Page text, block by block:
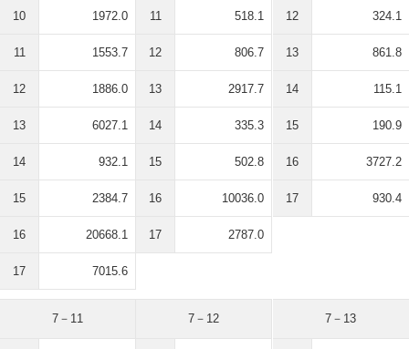
10 1972.0
11 1553.7
12 1886.0
13 6027.1
14 932.1
15 2384.7
16 20668.1
17 7015.6
11 518.1
12 806.7
13 2917.7
14 335.3
15 502.8
16 10036.0
17 2787.0
12 324.1
13 861.8
14 115.1
15 190.9
16 3727.2
17 930.4
7－11 7－12 7－13